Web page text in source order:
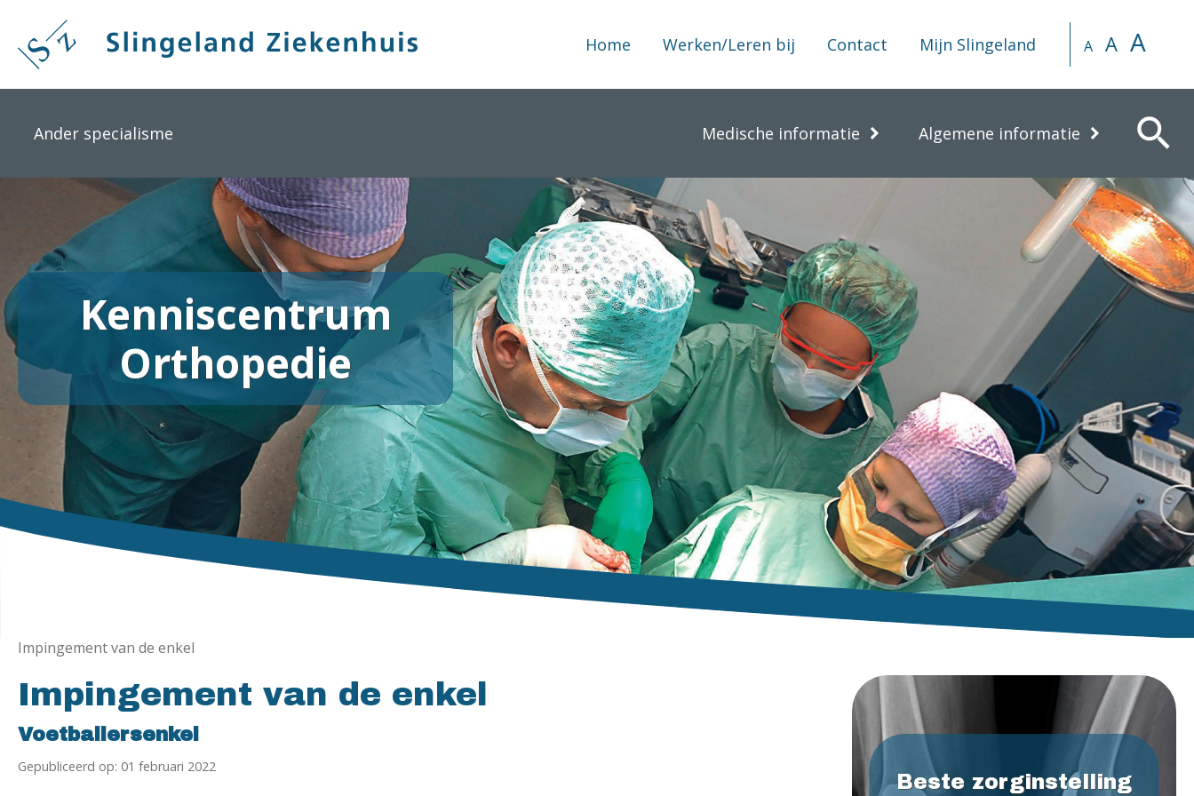
naar
Home Werken/Leren bij Contact Mijn Slingeland A A A
Ander specialisme Medische informatie Algemene informatie search
Kenniscentrum
Orthopedie
Impingement van de enkel
Impingement van de enkel
Voetballersenkel
Gepubliceerd op: 01 februari 2022
Beste zorginstelling